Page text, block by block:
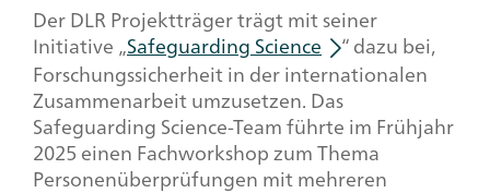
Der DLR Projektträger trägt mit seiner
Initiative „Safeguarding Science “ dazu bei,
Forschungssicherheit in der internationalen
Zusammenarbeit umzusetzen. Das
Safeguarding Science-Teamführte im Frühjahr
2025 einen Fachworkshopzum Thema
Personenüberprüfungen mit mehreren